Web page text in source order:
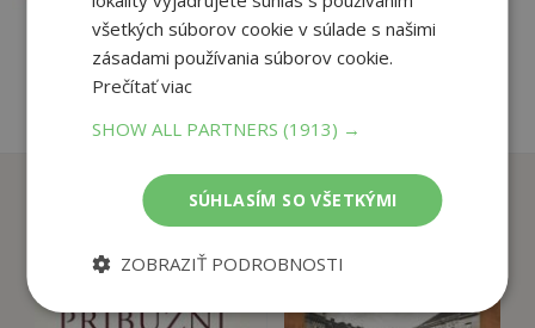
pridať do košíka
Zákazníci, ktorí si kúpili
tento titul si tiež kúpili
všetkých súborov cookie v súlade s našimi
zásadami používania súborov cookie.
Prečítať viac
SHOW ALL PARTNERS(1913) →
SÚHLASÍM SO VŠETKÝMI
ZOBRAZIŤ PODROBNOSTI